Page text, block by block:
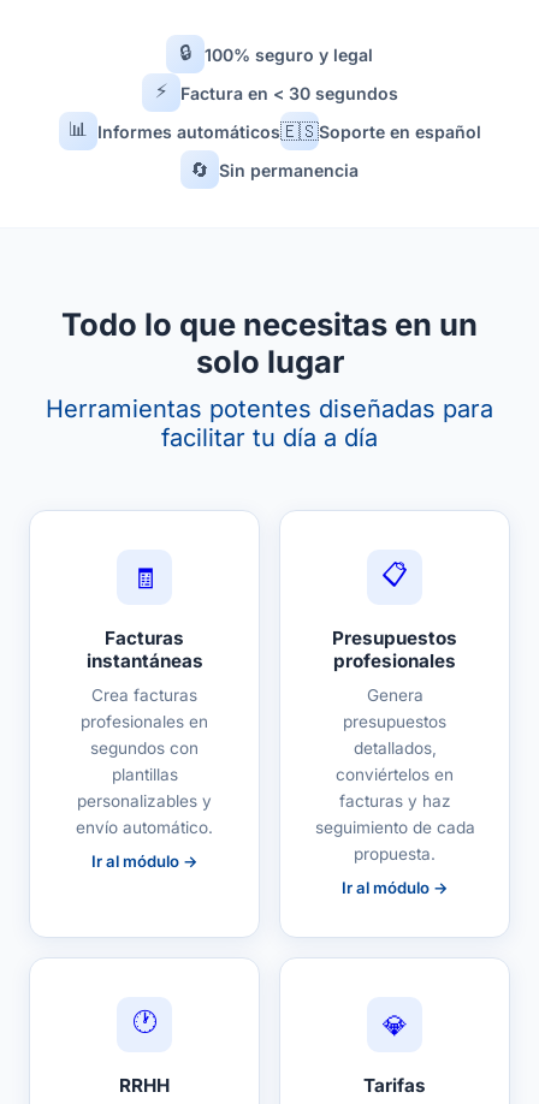
🔒 100% seguro y legal
⚡ Factura en < 30 segundos
📊 Informes automáticos🇪🇸Soporte en español
🔄 Sin permanencia
Todo lo que necesitas en un
solo lugar
Herramientas potentes diseñadas para
facilitar tu día a día
🧾
Facturas
instantáneas
Crea facturas
profesionales en
segundos con
plantillas
personalizables y
envío automático.
Ir al módulo →
📋
Presupuestos
profesionales
Genera
presupuestos
detallados,
conviértelos en
facturas y haz
seguimiento de cada
propuesta.
Ir al módulo →
🕐
RRHH
💎
Tarifas